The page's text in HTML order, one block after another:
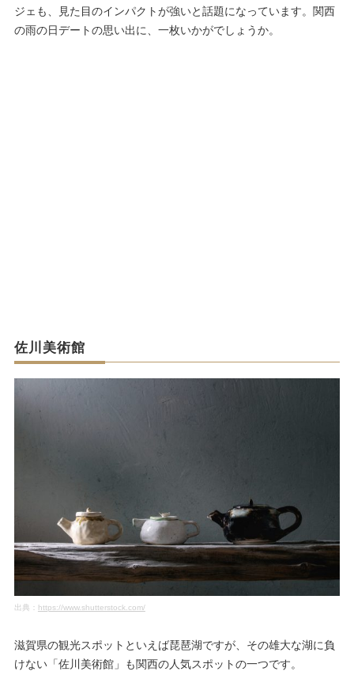
ジェも、見た目のインパクトが強いと話題になっています。関西
の雨の日デートの思い出に、一枚いかがでしょうか。
佐川美術館
出典： https://www.shutterstock.com/
滋賀県の観光スポットといえば琵琶湖ですが、その雄大な湖に負
けない「佐川美術館」も関西の人気スポットの一つです。